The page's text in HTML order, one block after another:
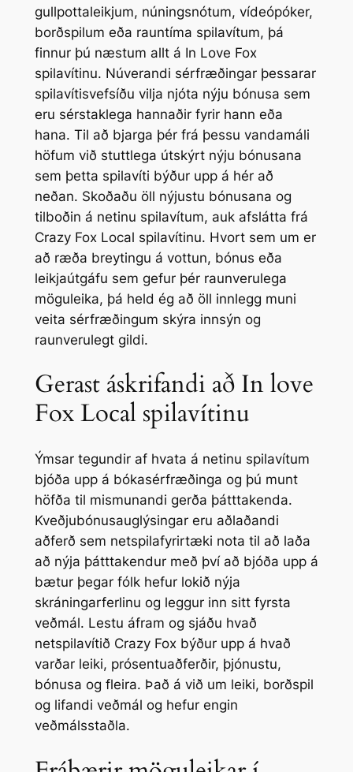
gullpottaleikjum, núningsnótum, vídeópóker,
borðspilum eða rauntíma spilavítum, þá
finnur þú næstum allt á In Love Fox
spilavítinu. Núverandi sérfræðingar þessarar
spilavítisvefsíðu vilja njóta nýju bónusa sem
eru sérstaklega hannaðir fyrir hann eða
hana. Til að bjarga þér frá þessu vandamáli
höfum við stuttlega útskýrt nýju bónusana
sem þetta spilavíti býður upp á hér að
neðan. Skoðaðu öll nýjustu bónusana og
tilboðin á netinu spilavítum, auk afslátta frá
Crazy Fox Local spilavítinu. Hvort sem um er
að ræða breytingu á vottun, bónus eða
leikjaútgáfu sem gefur þér raunverulega
möguleika, þá held ég að öll innlegg muni
veita sérfræðingum skýra innsýn og
raunverulegt gildi.
Gerast áskrifandi að In love
Fox Local spilavítinu
Ýmsar tegundir af hvata á netinu spilavítum
bjóða upp á bókasérfræðinga og þú munt
höfða til mismunandi gerða þátttakenda.
Kveðjubónusauglýsingar eru aðlaðandi
aðferð sem netspilafyrirtæki nota til að laða
að nýja þátttakendur með því að bjóða upp á
bætur þegar fólk hefur lokið nýja
skráningarferlinu og leggur inn sitt fyrsta
veðmál. Lestu áfram og sjáðu hvað
netspilavítið Crazy Fox býður upp á hvað
varðar leiki, prósentuaðferðir, þjónustu,
bónusa og fleira. Það á við um leiki, borðspil
og lifandi veðmál og hefur engin
veðmálsstaðla.